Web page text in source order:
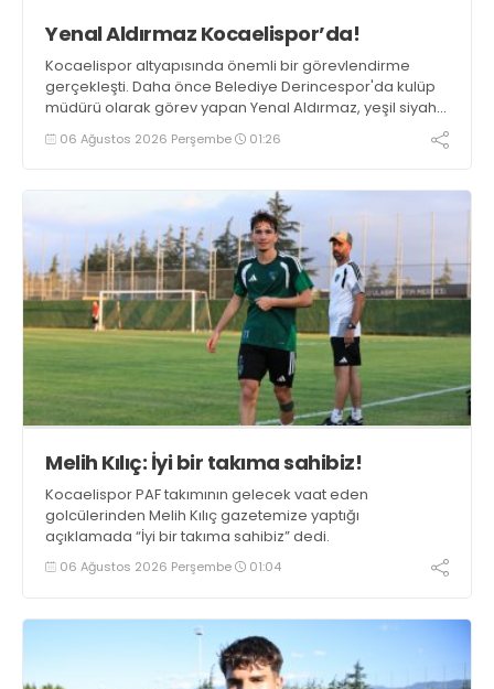
Yenal Aldırmaz Kocaelispor’da!
Kocaelispor altyapısında önemli bir görevlendirme
gerçekleşti. Daha önce Belediye Derincespor'da kulüp
müdürü olarak görev yapan Yenal Aldırmaz, yeşil siyahlı
kulübün altyapı izleme ekibine dahil oldu.
06 Ağustos 2026 Perşembe 01:26
Melih Kılıç: İyi bir takıma sahibiz!
Kocaelispor PAF takımının gelecek vaat eden
golcülerinden Melih Kılıç gazetemize yaptığı
açıklamada “İyi bir takıma sahibiz” dedi.
06 Ağustos 2026 Perşembe 01:04